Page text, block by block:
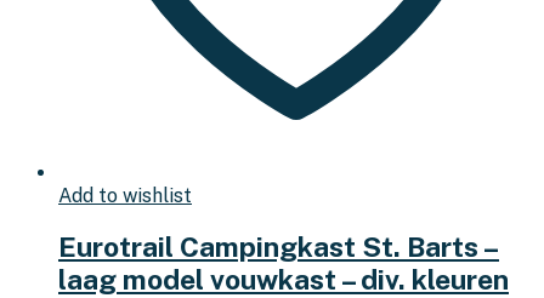
Add to wishlist
Eurotrail Campingkast St. Barts –
laag model vouwkast – div. kleuren